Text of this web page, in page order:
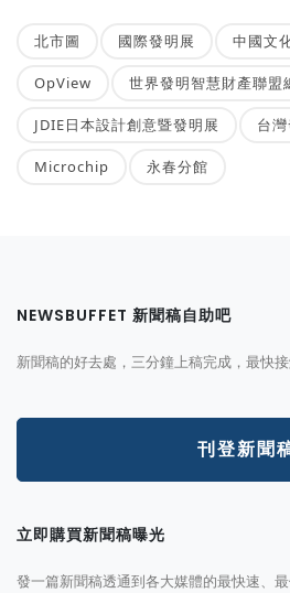
北市圖 國際發明展 中國文
OpView 世界發明智慧財產聯盟
JDIE日本設計創意暨發明展 台
Microchip 永春分館
NEWSBUFFET 新聞稿自助吧
新聞稿的好去處，三分鐘上稿完成，最快
刊登新聞
立即購買新聞稿曝光
發一篇新聞稿透通到各大媒體的最快速、最